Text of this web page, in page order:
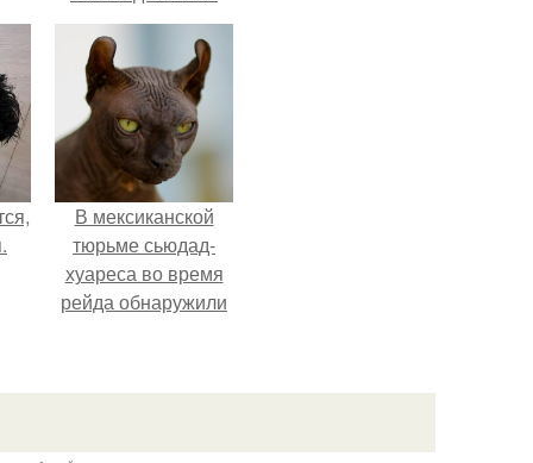
монолит
вулканического
происхождения
высотой 1558 м над
уровнем моря.
В мексиканской
тюрьме сьюдад-
хуареса во время
рейда обнаружили
татуировками.